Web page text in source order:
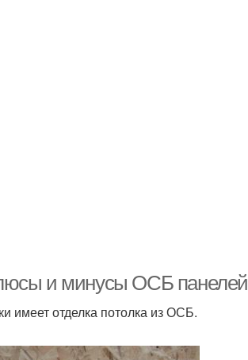
и минусы ОСБ панелей
имеет отделка потолка из ОСБ.